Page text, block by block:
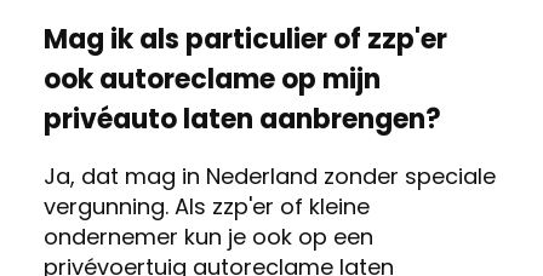
Mag ik als particulier of zzp'er
ook autoreclame op mijn
privéauto laten aanbrengen?
Ja, dat mag in Nederland zonder speciale
vergunning. Als zzp'er of kleine
ondernemer kun je ook op een
privévoertuig autoreclame laten